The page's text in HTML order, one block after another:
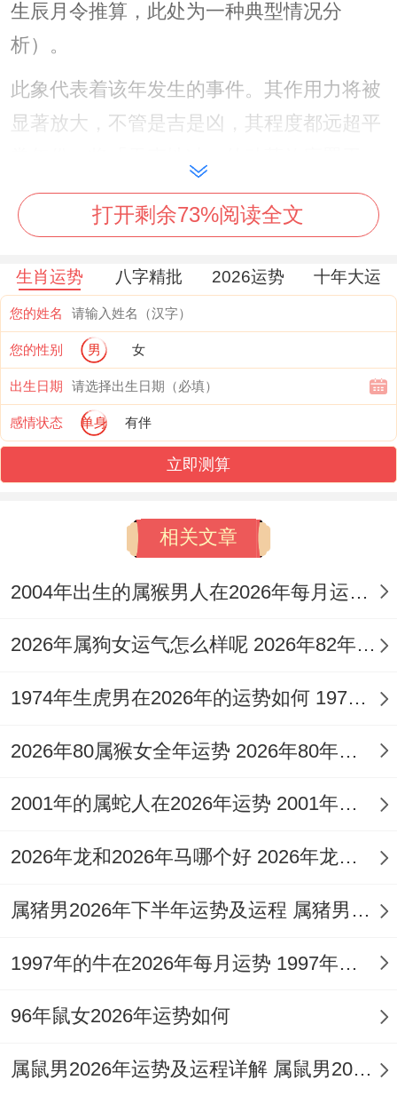
生辰月令推算，此处为一种典型情况分
析）。
此象代表着该年发生的事件。其作用力将被
显著放大，不管是吉是凶，其程度都远超平
「岁运并临」的背景之下，更需警惕重大决
策失误、健康危机或财务剧烈波动。
但反过来说若命局能承受此强力催化。且善
用流年「正财」与「正官」之气，亦可能在
事业成就或财富积累上取得突破性进展，唯
其过程必然伴随巨大压力与考验，绝非一帆
风顺。
财帛宫逢七杀，进取与风险并存
地支「午火」作为财之根基，实为「劫财羊
刃」，且暗藏「己土」七杀，这构成了「财
滋七杀」又「羊刃夺财」的复杂组合，说求
「七杀」代表突如其来的压力，风险、小人
及官非。其与「劫财」联手，极易造成「为
含巨**律风险或资金陷阱；辛苦所得易因合
保守为第一原则，切忌贪婪冒进，对合同文
「驿马」星入命宫，主奔波，变动、远行，
在「天克地冲」的年份逢此星，代表着变动
打开剩余73%阅读全文
生肖运势 八字精批 2026运势 十年大运
您的姓名
您的性别 男 女
出生日期
感情状态 单身 有伴
立即测算
相关文章
2004年出生的属猴男人在2026年每月运势 2004年出生的什么生肖
2026年属狗女运气怎么样呢 2026年82年属狗女全年完整运气
1974年生虎男在2026年的运势如何 1974年生虎男2026年婚姻感情运势
2026年80属猴女全年运势 2026年80年属猴男运势
2001年的属蛇人在2026年运势 2001年的属蛇文化公司
2026年龙和2026年马哪个好 2026年龙年是什么龙
属猪男2026年下半年运势及运程 属猪男2026年的运势和婚姻
1997年的牛在2026年每月运势 1997年的牛在2026年的运势怎么样
96年鼠女2026年运势如何
属鼠男2026年运势及运程详解 属鼠男2026运势及运程